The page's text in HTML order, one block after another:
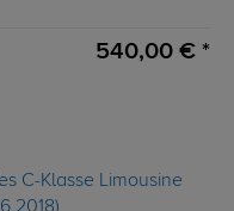
540,00 € *